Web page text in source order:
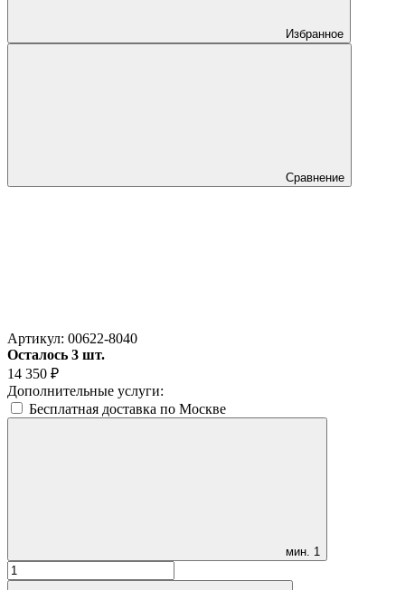
Избранное
Сравнение
Артикул: 00622-8040
Осталось 3 шт.
14 350 ₽
Дополнительные услуги:
Бесплатная доставка по Москве
мин. 1